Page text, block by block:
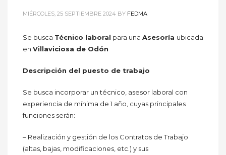
MIÉRCOLES, 25 SEPTIEMBRE 2024 BY FEDMA
Se busca Técnico laboral para una Asesoría ubicada
en Villaviciosa de Odón
Descripción del puesto de trabajo
Se busca incorporar un técnico, asesor laboral con
experiencia de mínima de 1 año, cuyas principales
funciones serán:
– Realización y gestión de los Contratos de Trabajo
(altas, bajas, modificaciones, etc.) y sus